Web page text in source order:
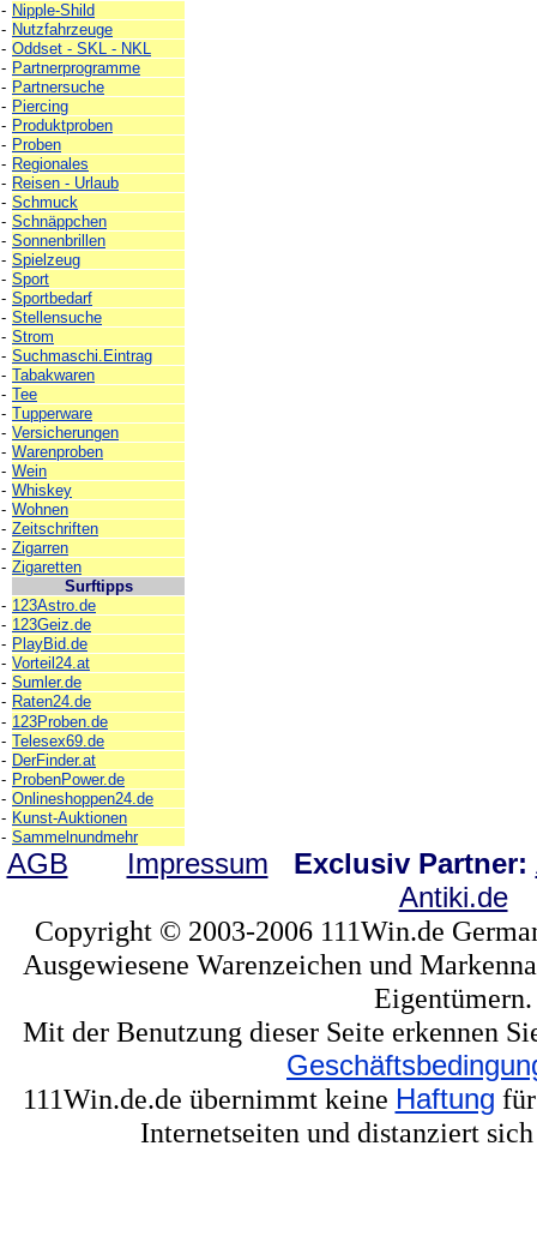
- Nipple-Shild
- Nutzfahrzeuge
- Oddset - SKL - NKL
- Partnerprogramme
- Partnersuche
- Piercing
- Produktproben
- Proben
- Regionales
- Reisen - Urlaub
- Schmuck
- Schnäppchen
- Sonnenbrillen
- Spielzeug
- Sport
- Sportbedarf
- Stellensuche
- Strom
- Suchmaschi.Eintrag
- Tabakwaren
- Tee
- Tupperware
- Versicherungen
- Warenproben
- Wein
- Whiskey
- Wohnen
- Zeitschriften
- Zigarren
- Zigaretten
Surftipps
- 123Astro.de
- 123Geiz.de
- PlayBid.de
- Vorteil24.at
- Sumler.de
- Raten24.de
- 123Proben.de
- Telesex69.de
- DerFinder.at
- ProbenPower.de
- Onlineshoppen24.de
- Kunst-Auktionen
- Sammelnundmehr
AGB Impressum Exclusiv Partner:
Antiki.de
Copyright © 2003-2006 111Win.de
Ausgewiesene Warenzeichen und
Eigentümern.
Mit der Benutzung dieser Seite erkennen
111Win.de.de übernimmt keine Haftung
Internetseiten und distanziert